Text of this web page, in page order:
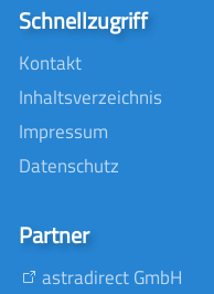
Schnellzugriff
Kontakt
Inhaltsverzeichnis
Impressum
Datenschutz
Partner
astradirect GmbH